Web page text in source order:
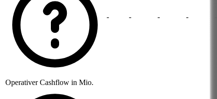
- - - -
Operativer Cashflow in Mio.